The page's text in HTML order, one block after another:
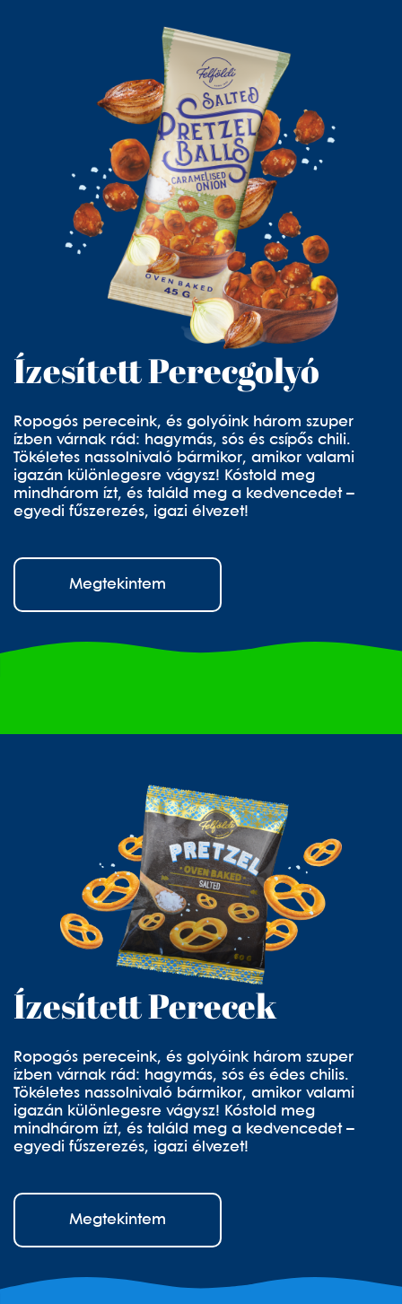
Ízesített Perecgolyó
Ropogós pereceink, és golyóink három szuper
ízben várnak rád: hagymás, sós és csípős chili.
Tökéletes nassolnivaló bármikor, amikor valami
igazán különlegesre vágysz! Kóstold meg
mindhárom ízt, és találd meg a kedvencedet –
egyedi fűszerezés, igazi élvezet!
Megtekintem
Ízesített Perecek
Ropogós pereceink, és golyóink három szuper
ízben várnak rád: hagymás, sós és édes chilis.
Tökéletes nassolnivaló bármikor, amikor valami
igazán különlegesre vágysz! Kóstold meg
mindhárom ízt, és találd meg a kedvencedet –
egyedi fűszerezés, igazi élvezet!
Megtekintem